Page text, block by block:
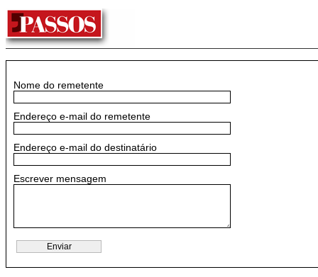
Nome do remetente
Endereço e-mail do remetente
Endereço e-mail do destinatário
Escrever mensagem